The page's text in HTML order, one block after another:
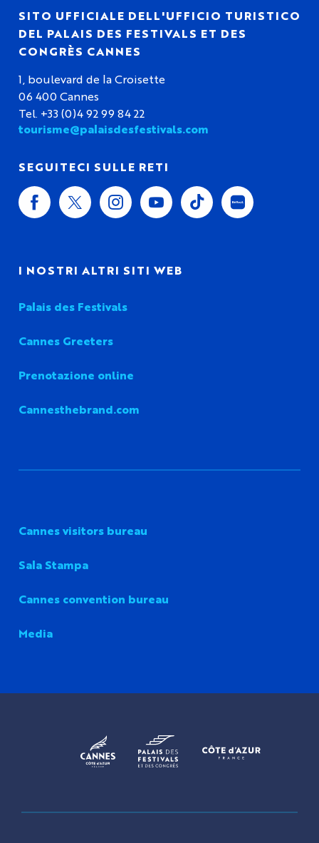
SITO UFFICIALE DELL'UFFICIO TURISTICO
DEL PALAIS DES FESTIVALS ET DES
CONGRÈS CANNES
1, boulevard de la Croisette
06 400 Cannes
Tel. +33 (0)4 92 99 84 22
tourisme@palaisdesfestivals.com
SEGUITECI SULLE RETI
I NOSTRI ALTRI SITI WEB
Palais des Festivals
Cannes Greeters
Prenotazione online
Cannesthebrand.com
Cannes visitors bureau
Sala Stampa
Cannes convention bureau
Media